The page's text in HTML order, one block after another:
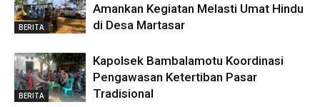
BERITA
Amankan Kegiatan Melasti Umat Hindu
di Desa Martasar
BERITA
Kapolsek Bambalamotu Koordinasi
Pengawasan Ketertiban Pasar
Tradisional